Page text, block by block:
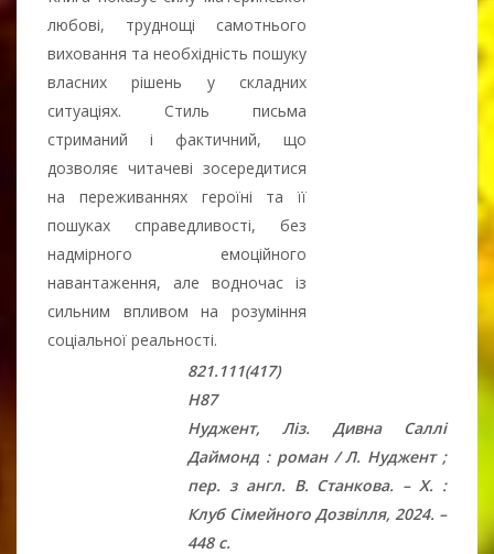
любові, труднощі самотнього
виховання та необхідність пошуку
власних рішень у складних
ситуаціях. Стиль письма
стриманий і фактичний, що
дозволяє читачеві зосередитися
на переживаннях героїні та її
пошуках справедливості, без
надмірного емоційного
навантаження, але водночас із
сильним впливом на розуміння
соціальної реальності.
821.111(417)
Н87
Нуджент, Ліз. Дивна Саллі
Даймонд : роман / Л. Нуджент ;
пер. з англ. В. Станкова. – Х. :
Клуб Сімейного Дозвілля, 2024. –
448 с.